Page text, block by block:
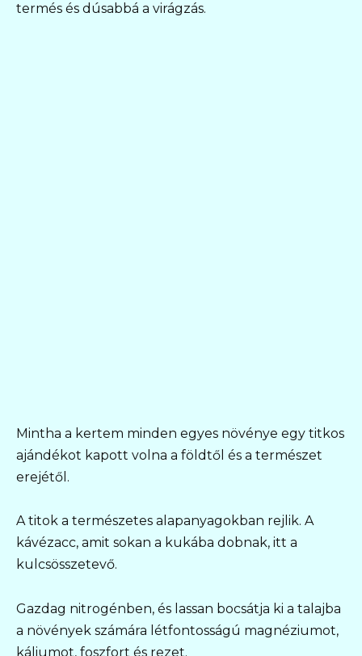
termés és dúsabbá a virágzás.
Mintha a kertem minden egyes növénye egy titkos
ajándékot kapott volna a földtől és a természet
erejétől.
A titok a természetes alapanyagokban rejlik. A
kávézacc, amit sokan a kukába dobnak, itt a
kulcsösszetevő.
Gazdag nitrogénben, és lassan bocsátja ki a talajba
a növények számára létfontosságú magnéziumot,
káliumot, foszfort és rezet.